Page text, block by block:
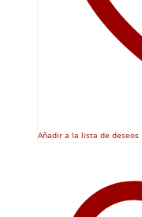
Añadir a la lista de deseos